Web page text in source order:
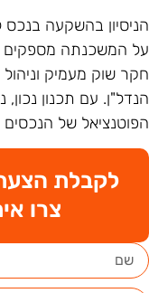
בהשקעה בנכס
המשכנתה מספקים
שוק מעמיק
עם תכנון
של הנכסים
לקבלת
צרו